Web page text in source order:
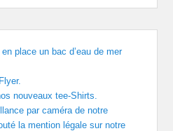
place un bac d’eau de mer
nouveaux tee-Shirts.
par caméra de notre
la mention légale sur notre